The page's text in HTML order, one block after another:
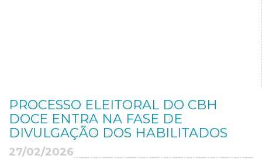
PROCESSO ELEITORAL DO CBH
DOCE ENTRA NA FASE DE
DIVULGAÇÃO DOS HABILITADOS
27/02/2026